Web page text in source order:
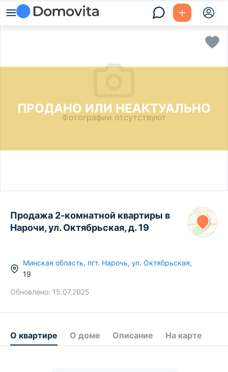
ПРОДАНО ИЛИ НЕАКТУАЛЬНО
Фотографии отсутствуют
Продажа 2-комнатной квартиры в
Нарочи, ул. Октябрьская, д. 19
Минская область, пгт. Нарочь, ул. Октябрьская,
19
Обновлено: 15.07.2025
О квартире О доме Описание На карте